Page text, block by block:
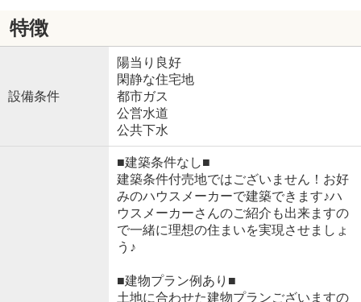
特徴
設備条件
陽当り良好
閑静な住宅地
都市ガス
公営水道
公共下水
■建築条件なし■
建築条件付売地ではございません！お好
みのハウスメーカーで建築できます♪ハ
ウスメーカーさんのご紹介も出来ますの
で一緒に理想の住まいを実現させましょ
う♪
■建物プラン例あり■
土地に合わせた建物プランございますの